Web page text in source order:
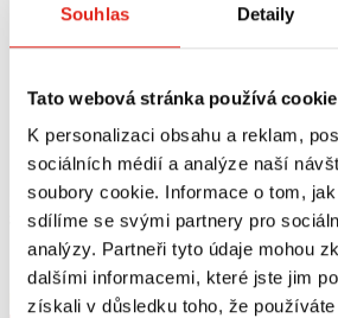
Souhlas Detaily
Tato webová stránka používá
K personalizaci obsahu a reklam,
sociálních médií a analýze naší
soubory cookie. Informace o tom,
sdílíme se svými partnery pro
analýzy. Partneři tyto údaje mohou
dalšími informacemi, které jste jim
získali v důsledku toho, že
3 739 Kč s DPH
SW MOTECH PRAVÁ BOČNÍ TAŠKA
LC1 9,8 L
Na objednávku
4 099 Kč
SW
Na